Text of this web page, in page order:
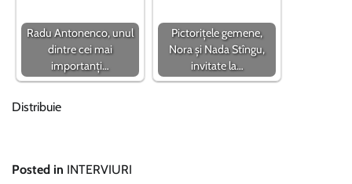
Radu Antonenco, unul
dintre cei mai
importanți…
Pictorițele gemene,
Nora și Nada Stîngu,
invitate la…
Distribuie
Posted in INTERVIURI